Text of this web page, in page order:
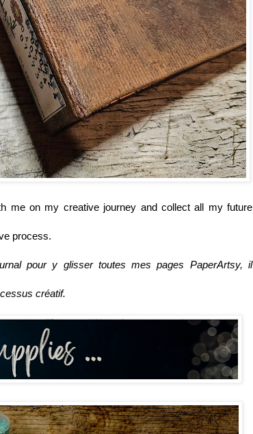
me on my creative journey and collect all my future
process.
pour y glisser toutes mes pages PaperArtsy, il
créatif.